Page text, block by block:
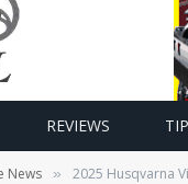
REVIEWS
News » 2025 Husqvarna